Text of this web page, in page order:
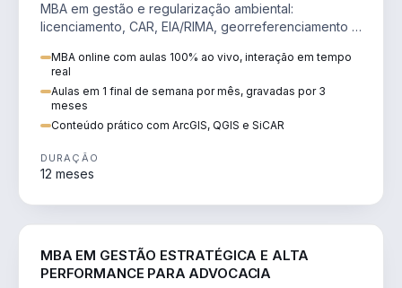
MBA em gestão e regularização ambiental:
licenciamento, CAR, EIA/RIMA, georreferenciamento e
MBA online com aulas 100% ao vivo, interação em tempo
real
Aulas em 1 final de semana por mês, gravadas por 3
meses
Conteúdo prático com ArcGIS, QGIS e SiCAR
DURAÇÃO
12 meses
MBA EM GESTÃO ESTRATÉGICA E ALTA
PERFORMANCE PARA ADVOCACIA